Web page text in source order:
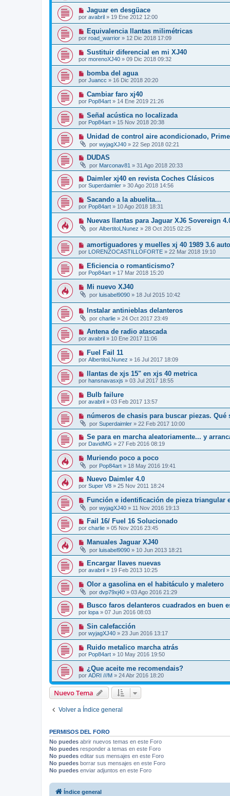
Jaguar en desgüace
por avabril » 19 Ene 2012 12:00
Equivalencia llantas milimétricas
por road_warrior » 12 Dic 2018 17:09
Sustituir diferencial en mi XJ40
por morenoXJ40 » 09 Dic 2018 09:32
bomba del agua
por Juancc » 16 Dic 2018 20:20
Cambiar faro xj40
por Pop84art » 14 Ene 2019 21:26
Señal acústica no localizada
por Pop84art » 15 Nov 2018 20:38
Unidad de control aire acondicionado,
por wyjagXJ40 » 22 Sep 2018 02:21
DUDAS
por Marconav81 » 31 Ago 2018 20:33
Daimler xj40 en revista Coches Clásicos
por Superdaimler » 30 Ago 2018 14:56
Sacando a la abuelita...
por Pop84art » 10 Ago 2018 18:31
Nuevas llantas para Jaguar XJ6 Sovereign
por AlbertitoLNunez » 28 Oct 2015 02:25
amortiguadores y muelles xj 40 1989 3.6
por LORENZOCASTILLOFORTE » 22 Mar 2018 19:10
Eficiencia o romanticismo?
por Pop84art » 17 Mar 2018 15:20
Mi nuevo XJ40
por luisabel9090 » 18 Jul 2015 10:42
Instalar antinieblas delanteros
por charlie » 24 Oct 2017 23:49
Antena de radio atascada
por avabril » 10 Ene 2017 11:06
Fuel Fail 11
por AlbertitoLNunez » 16 Jul 2017 18:09
llantas de xjs 15" en xjs 40 metrica
por hansnavasxjs » 03 Jul 2017 18:55
Bulb failure
por avabril » 03 Feb 2017 13:57
números de chasis para buscar piezas.
por Superdaimler » 22 Feb 2017 10:00
Se para en marcha aleatoriamente... y
por DavidMG » 27 Feb 2016 08:19
Muriendo poco a poco
por Pop84art » 18 May 2016 19:41
Nuevo Daimler 4.0
por Super V8 » 25 Nov 2011 18:24
Función e identificación de pieza triangular
por wyjagXJ40 » 11 Nov 2016 19:13
Fail 16/ Fuel 16 Solucionado
por charlie » 05 Nov 2016 23:45
Manuales Jaguar XJ40
por luisabel9090 » 10 Jun 2013 18:21
Encargar llaves nuevas
por avabril » 19 Feb 2013 10:25
Olor a gasolina en el habitáculo y maletero
por dvp79xj40 » 03 Ago 2016 21:29
Busco faros delanteros cuadrados en buen
por lopa » 07 Jun 2016 08:03
Sin calefacción
por wyjagXJ40 » 23 Jun 2016 13:17
Ruido metalico marcha atrás
por Pop84art » 10 May 2016 19:50
¿Que aceite me recomendais?
por ADRI ///M » 24 Abr 2016 18:20
Nuevo Tema
Volver a Índice general
PERMISOS DEL FORO
No puedes abrir nuevos temas en este Foro
No puedes responder a temas en este Foro
No puedes editar sus mensajes en este Foro
No puedes borrar sus mensajes en este Foro
No puedes enviar adjuntos en este Foro
Índice general